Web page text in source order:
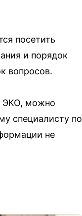
посетить
и порядок
вопросов.
ЭКО, можно
специалисту по
не